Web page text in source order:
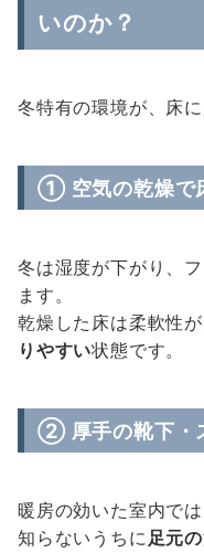
いのか？
冬特有の環境が、床
① 空気の乾燥で
冬は湿度が下がり、
ます。
乾燥した床は柔軟性
りやすい状態です。
② 厚手の靴下・
暖房の効いた室内では
知らないうちに足元